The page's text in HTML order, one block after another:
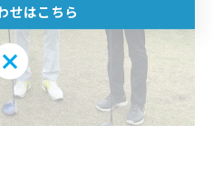
せはこちら
せはこちら